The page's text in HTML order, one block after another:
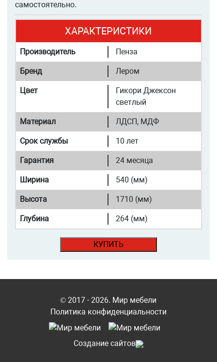
самостоятельно.
ХАРАКТЕРИСТИКИ
Производитель Пенза
Бренд Лером
Цвет
Гикори Джексон
светлый
Материал ЛДСП, МДФ
Срок службы 10 лет
Гарантия 24 месяца
Ширина 540 (мм)
Высота 1710 (мм)
Глубина 264 (мм)
КУПИТЬ
© 2017 - 2026. Мир мебели
Политика конфиденциальности
Cоздание сайтов